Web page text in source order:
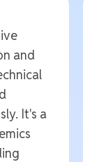
and
It's a